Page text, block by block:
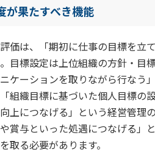
が果たすべき機能
価は、「期初に仕事の目標を立
目標設定は上位組織の方針・目
ケーションを取りながら行なう
組織目標に基づいた個人目標の
上につなげる」という経営管理
賞与といった処遇につなげる」
取る必要があります。